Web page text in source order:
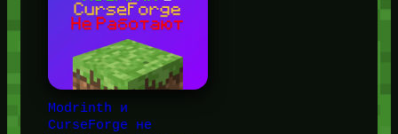
Modrinth и
CurseForge не